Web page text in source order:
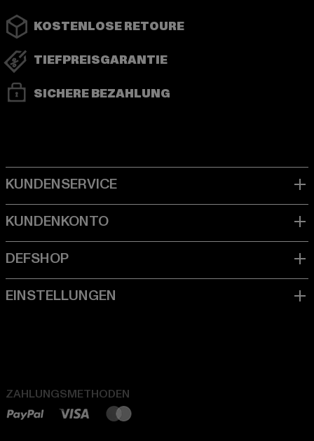
KOSTENLOSE RETOURE
TIEFPREISGARANTIE
SICHERE BEZAHLUNG
ZAHLUNGSMETHODEN